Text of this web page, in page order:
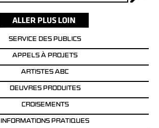
SERVICE DES PUBLICS
APPELS À PROJETS
ARTISTES ABC
OEUVRES PRODUITES
CROISEMENTS
INFORMATIONS PRATIQUES